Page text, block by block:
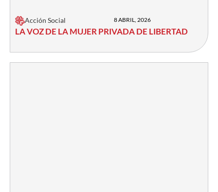
Acción Social 8 ABRIL, 2026
LA VOZ DE LA MUJER PRIVADA DE LIBERTAD